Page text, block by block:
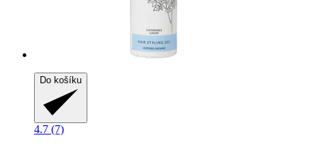
Do košíku
4.7 (7)